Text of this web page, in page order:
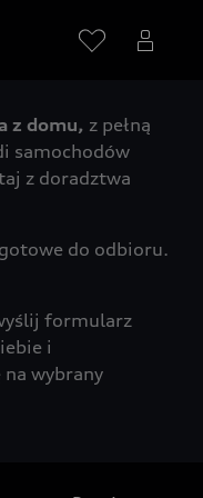
z domu, z pełną
samochodów
z doradztwa
do odbioru.
formularz
i
wybrany